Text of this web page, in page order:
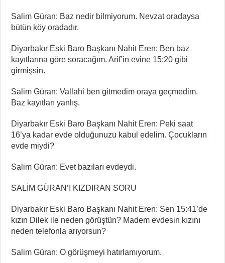
⁠⁠Salim Güran: Baz nedir bilmiyorum. Nevzat oradaysa
bütün köy oradadır.
⁠Diyarbakır Eski Baro Başkanı Nahit Eren: Ben baz
kayıtlarına göre soracağım. Arif’in evine 15:20 gibi
girmişsin.
⁠Salim Güran: Vallahi ben gitmedim oraya geçmedim.
Baz kayıtları yanlış.
Diyarbakır Eski Baro Başkanı Nahit Eren: Peki saat
16’ya kadar evde olduğunuzu kabul edelim. Çocukların
evde miydi?
⁠Salim Güran: Evet bazıları evdeydi.
SALİM GÜRAN’I KIZDIRAN SORU
Diyarbakır Eski Baro Başkanı Nahit Eren: Sen 15:41’de
kızın Dilek ile neden görüştün? Madem evdesin kızını
neden telefonla arıyorsun?
⁠Salim Güran: O görüşmeyi hatırlamıyorum.